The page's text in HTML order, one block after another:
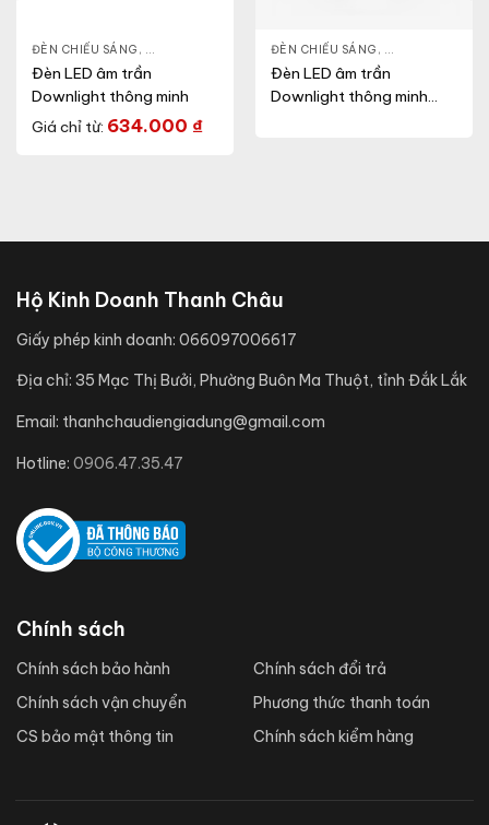
ĐÈN CHIẾU SÁNG , ĐÈN LED DOWNLIGHT,THIẾT BỊ CHIẾU SÁNG
Đèn LED âm trần
Downlight thông minh
Giá chỉ từ: 634.000 ₫
ĐÈN CHIẾU SÁNG ,
Đèn LED âm trần
Downlight thông minh
,THIẾT BỊ CHIẾU SÁNG
Hộ Kinh Doanh Thanh Châu
Giấy phép kinh doanh: 066097006617
Địa chỉ: 35 Mạc Thị Bưởi, Phường Buôn Ma Thuột, tỉnh Đắk Lắk
Email: thanhchaudiengiadung@gmail.com
Hotline: 0906.47.35.47
Chính sách
Chính sách bảo hành
Chính sách vận chuyển
CS bảo mật thông tin
Chính sách đổi trả
Phương thức thanh toán
Chính sách kiểm hàng